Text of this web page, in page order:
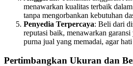
menawarkan kualitas terbaik
tanpa mengorbankan kebutuhan
Penyedia Terpercaya: Beli dari
reputasi baik, menawarkan
purna jual yang memadai, agar
Pertimbangkan Ukuran dan